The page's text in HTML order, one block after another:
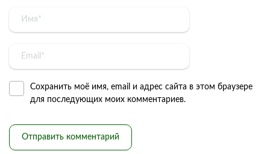
Сохранить моё имя, email и адрес сайта в этом браузере
для последующих моих комментариев.